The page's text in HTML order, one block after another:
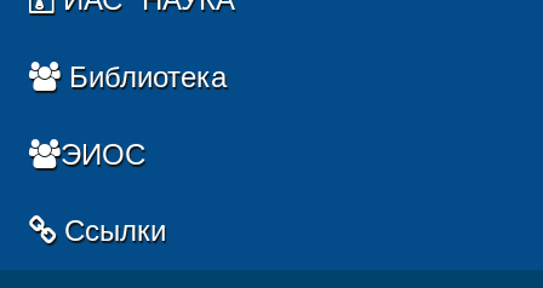
Библиотека
ЭИОС
Ссылки